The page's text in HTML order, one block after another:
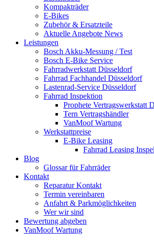
Kompakträder
E-Bikes
Zubehör & Ersatzteile
Aktuelle Angebote News
Leistungen
Bosch Akku-Messung / Test
Bosch E-Bike Service
Fahrradwerkstatt Düsseldorf
Fahrrad Fachhandel Düsseldorf
Lastenrad-Service Düsseldorf
Fahrrad Inspektion
Prophete Vertragswerkstatt
Tern Vertragshändler
VanMoof Wartung
Werkstattpreise
E-Bike Leasing
Fahrrad Leasing
Blog
Glossar für Fahrräder
Kontakt
Reparatur Kontakt
Termin vereinbaren
Anfahrt & Parkmöglichkeiten
Wer wir sind
Bewertung abgeben
VanMoof Wartung